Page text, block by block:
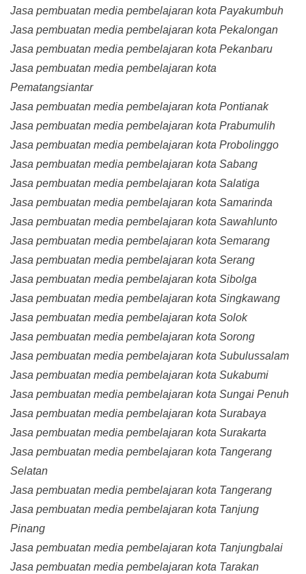
Jasa pembuatan media pembelajaran kota Payakumbuh
Jasa pembuatan media pembelajaran kota Pekalongan
Jasa pembuatan media pembelajaran kota Pekanbaru
Jasa pembuatan media pembelajaran kota
Pematangsiantar
Jasa pembuatan media pembelajaran kota Pontianak
Jasa pembuatan media pembelajaran kota Prabumulih
Jasa pembuatan media pembelajaran kota Probolinggo
Jasa pembuatan media pembelajaran kota Sabang
Jasa pembuatan media pembelajaran kota Salatiga
Jasa pembuatan media pembelajaran kota Samarinda
Jasa pembuatan media pembelajaran kota Sawahlunto
Jasa pembuatan media pembelajaran kota Semarang
Jasa pembuatan media pembelajaran kota Serang
Jasa pembuatan media pembelajaran kota Sibolga
Jasa pembuatan media pembelajaran kota Singkawang
Jasa pembuatan media pembelajaran kota Solok
Jasa pembuatan media pembelajaran kota Sorong
Jasa pembuatan media pembelajaran kota Subulussalam
Jasa pembuatan media pembelajaran kota Sukabumi
Jasa pembuatan media pembelajaran kota Sungai Penuh
Jasa pembuatan media pembelajaran kota Surabaya
Jasa pembuatan media pembelajaran kota Surakarta
Jasa pembuatan media pembelajaran kota Tangerang
Selatan
Jasa pembuatan media pembelajaran kota Tangerang
Jasa pembuatan media pembelajaran kota Tanjung
Pinang
Jasa pembuatan media pembelajaran kota Tanjungbalai
Jasa pembuatan media pembelajaran kota Tarakan